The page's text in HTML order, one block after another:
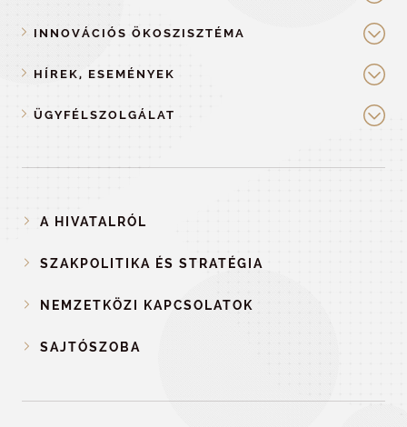
INNOVÁCIÓS ÖKOSZISZTÉMA
HÍREK, ESEMÉNYEK
ÜGYFÉLSZOLGÁLAT
A HIVATALRÓL
SZAKPOLITIKA ÉS STRATÉGIA
NEMZETKÖZI KAPCSOLATOK
SAJTÓSZOBA